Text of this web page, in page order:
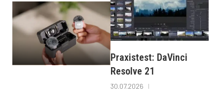
Praxistest: DaVinci
Resolve 21
30.07.2026